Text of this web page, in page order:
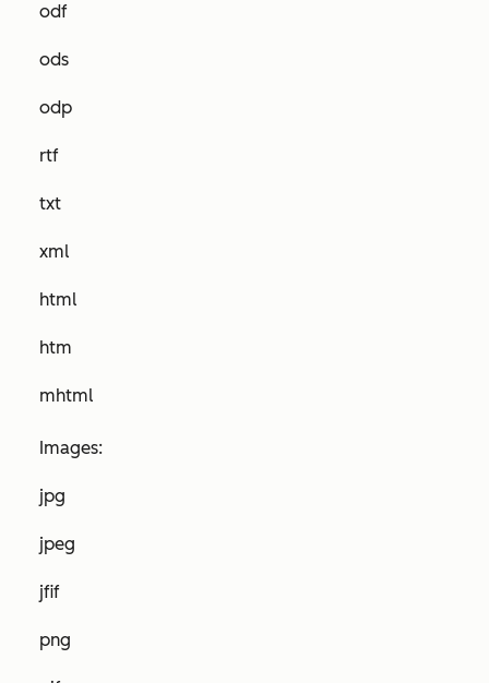
odf
ods
odp
rtf
txt
xml
html
htm
mhtml
Images:
jpg
jpeg
jfif
png